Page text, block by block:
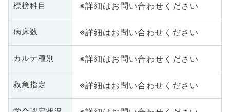
標榜科目 ※詳細はお問い合わせください
病床数 ※詳細はお問い合わせください
カルテ種別 ※詳細はお問い合わせください
救急指定 ※詳細はお問い合わせください